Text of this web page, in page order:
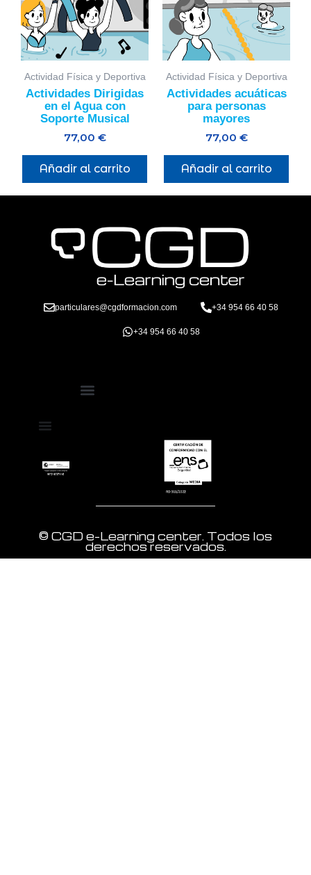
Actividad Física y Deportiva
Actividades Dirigidas
en el Agua con
Soporte Musical
77,00 €
Añadir al carrito
Actividad Física y Deportiva
Actividades acuáticas
para personas
mayores
77,00 €
Añadir al carrito
particulares@cgdformacion.com +34 954 66 40 58
+34 954 66 40 58
© CGD e-Learning center. Todos los
derechos reservados.